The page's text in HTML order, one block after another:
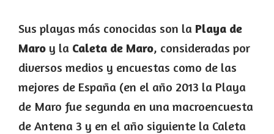
Sus playas más conocidas son la Playa de
Maro y la Caleta de Maro, consideradas por
diversos medios y encuestas como de las
mejores de España (en el año 2013 la Playa
de Maro fue segunda en una macroencuesta
de Antena 3 y en el año siguiente la Caleta